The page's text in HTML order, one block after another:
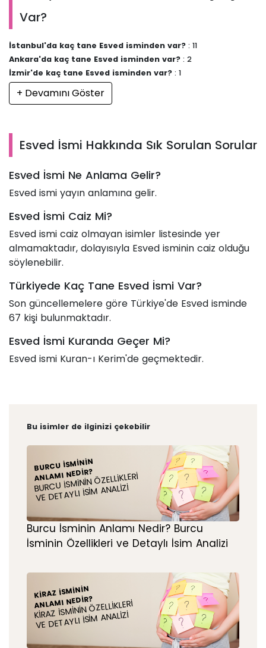
Var?
İstanbul'da kaç tane Esved isminden var? : 11
Ankara'da kaç tane Esved isminden var? : 2
İzmir'de kaç tane Esved isminden var? : 1
+ Devamını Göster
Esved İsmi Hakkında Sık Sorulan Sorular
Esved İsmi Ne Anlama Gelir?
Esved ismi yayın anlamına gelir.
Esved İsmi Caiz Mi?
Esved ismi caiz olmayan isimler listesinde yer
almamaktadır, dolayısıyla Esved isminin caiz olduğu
söylenebilir.
Türkiyede Kaç Tane Esved İsmi Var?
Son güncellemelere göre Türkiye'de Esved isminde
67 kişi bulunmaktadır.
Esved İsmi Kuranda Geçer Mi?
Esved ismi Kuran-ı Kerim'de geçmektedir.
Bu isimler de ilginizi çekebilir
BURCU İSMININ
ANLAMI NEDIR?
BURCU İSMININ ÖZELLIKLERI
VE DETAYLI İSIM ANALIZI
Burcu İsminin Anlamı Nedir? Burcu
İsminin Özellikleri ve Detaylı İsim Analizi
KIRAZ İSMININ
ANLAMI NEDIR?
KIRAZ İSMININ ÖZELLIKLERI
VE DETAYLI İSIM ANALIZI